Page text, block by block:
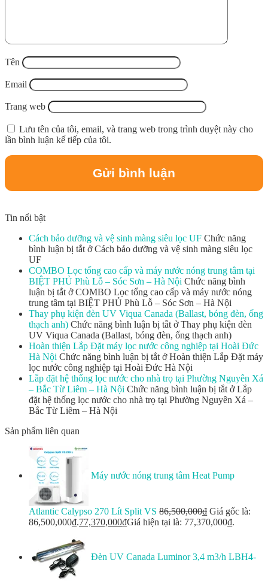
Tên
Email
Trang web
Lưu tên của tôi, email, và trang web trong trình duyệt này cho
lần bình luận kế tiếp của tôi.
Tin nổi bật
Cách bảo dưỡng và vệ sinh màng siêu lọc UF Chức năng
bình luận bị tắt ở Cách bảo dưỡng và vệ sinh màng siêu lọc
UF
COMBO Lọc tổng cao cấp và máy nước nóng trung tâm tại
BIỆT PHỦ Phù Lỗ – Sóc Sơn – Hà Nội Chức năng bình
luận bị tắt ở COMBO Lọc tổng cao cấp và máy nước nóng
trung tâm tại BIỆT PHỦ Phù Lỗ – Sóc Sơn – Hà Nội
Thay phụ kiện đèn UV Viqua Canada (Ballast, bóng đèn, ống
thạch anh) Chức năng bình luận bị tắt ở Thay phụ kiện đèn
UV Viqua Canada (Ballast, bóng đèn, ống thạch anh)
Hoàn thiện Lắp Đặt máy lọc nước công nghiệp tại Hoài Đức
Hà Nội Chức năng bình luận bị tắt ở Hoàn thiện Lắp Đặt máy
lọc nước công nghiệp tại Hoài Đức Hà Nội
Lắp đặt hệ thống lọc nước cho nhà trọ tại Phường Nguyên Xá
– Bắc Từ Liêm – Hà Nội Chức năng bình luận bị tắt ở Lắp
đặt hệ thống lọc nước cho nhà trọ tại Phường Nguyên Xá –
Bắc Từ Liêm – Hà Nội
Sản phẩm liên quan
Máy nước nóng trung tâm Heat Pump
Atlantic Calypso 270 Lít Split VS 86,500,000₫ Giá gốc là:
86,500,000₫.77,370,000₫Giá hiện tại là: 77,370,000₫.
Đèn UV Canada Luminor 3,4 m3/h LBH4-